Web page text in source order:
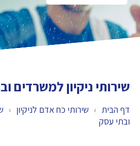
שירותי ניקיון למשרדים
דף הבית › שירותי כח אדם לניקיון ›
ובתי עסק